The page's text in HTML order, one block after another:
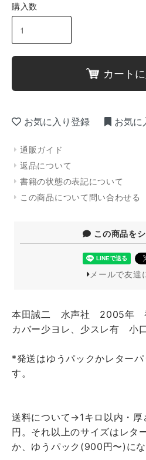
購入数
カート
お気に入り登録 お気に
通販ガイド
返品について
書籍の状態の表記について
この商品について問い合わせる
この商品を
メールで友達
本田誠二 水声社 2005年
カバー少ヨレ、少スレ有 小
*発送はゆうパックかレターパ
す。
送料について→1キロ以内・
円。それ以上のサイズはレタ
か、ゆうパック(900円〜)にな